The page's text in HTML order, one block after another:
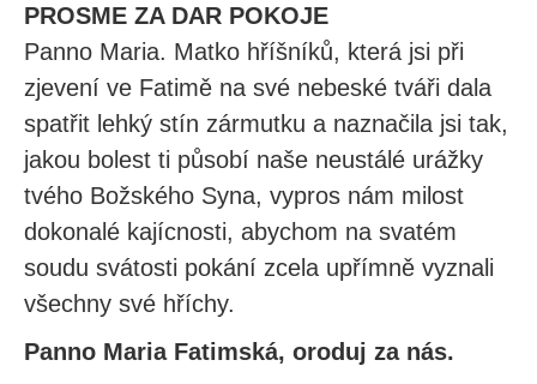
PROSME ZA DAR POKOJE
Panno Maria. Matko hříšníků, která jsi při
zjevení ve Fatimě na své nebeské tváři dala
spatřit lehký stín zármutku a naznačila jsi tak,
jakou bolest ti působí naše neustálé urážky
tvého Božského Syna, vypros nám milost
dokonalé kajícnosti, abychom na svatém
soudu svátosti pokání zcela upřímně vyznali
všechny své hříchy.
Panno Maria Fatimská, oroduj za nás.